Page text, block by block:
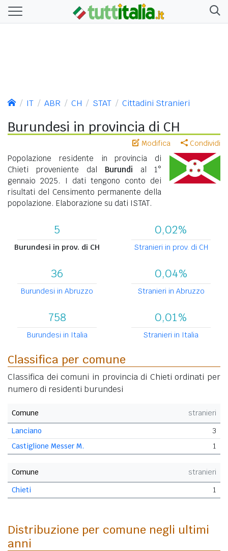
IT ABR CH STAT Cittadini Stranieri
Burundesi in provincia di CH
Modifica Condividi
Popolazione residente in provincia di
Chieti proveniente dal Burundi al 1°
gennaio 2025. I dati tengono conto dei
risultati del Censimento permanente della
popolazione. Elaborazione su dati ISTAT.
5
Burundesi in prov. di CH
0,02%
Stranieri in prov. di CH
36
Burundesi in Abruzzo
0,04%
Stranieri in Abruzzo
758
Burundesi in Italia
0,01%
Stranieri in Italia
Classifica per comune
Classifica dei comuni in provincia di Chieti ordinati per
numero di residenti burundesi
Comune
stranieri
Lanciano
3
Castiglione Messer M.
1
Comune
stranieri
Chieti
1
Distribuzione per comune negli ultimi
anni